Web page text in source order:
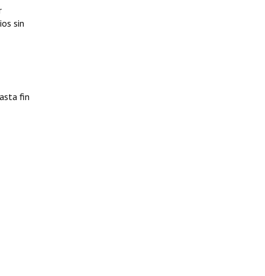
sin
fin